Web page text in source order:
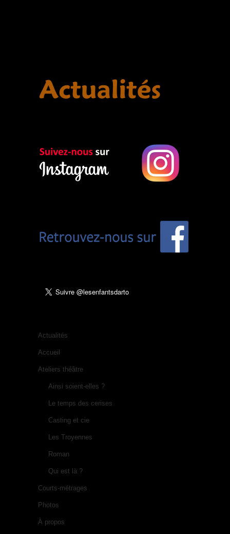
Actualités
Accueil
Ateliers théâtre
Ainsi soient-elles ?
Le temps des cerises
Casting et cie
Les Troyennes
Roman
Qui est là ?
Courts-métrages
Photos
À propos